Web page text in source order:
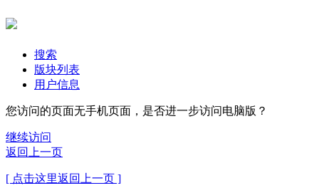
搜索
版块列表
用户信息
您访问的页面无手机页面，是否进一步访问电脑版？
继续访问
返回上一页
[ 点击这里返回上一页 ]